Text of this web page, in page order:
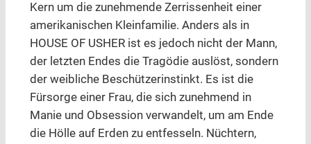
Kern um die zunehmende Zerrissenheit einer
amerikanischen Kleinfamilie. Anders als in
HOUSE OF USHER ist es jedoch nicht der Mann,
der letzten Endes die Tragödie auslöst, sondern
der weibliche Beschützerinstinkt. Es ist die
Fürsorge einer Frau, die sich zunehmend in
Manie und Obsession verwandelt, um am Ende
die Hölle auf Erden zu entfesseln. Nüchtern,